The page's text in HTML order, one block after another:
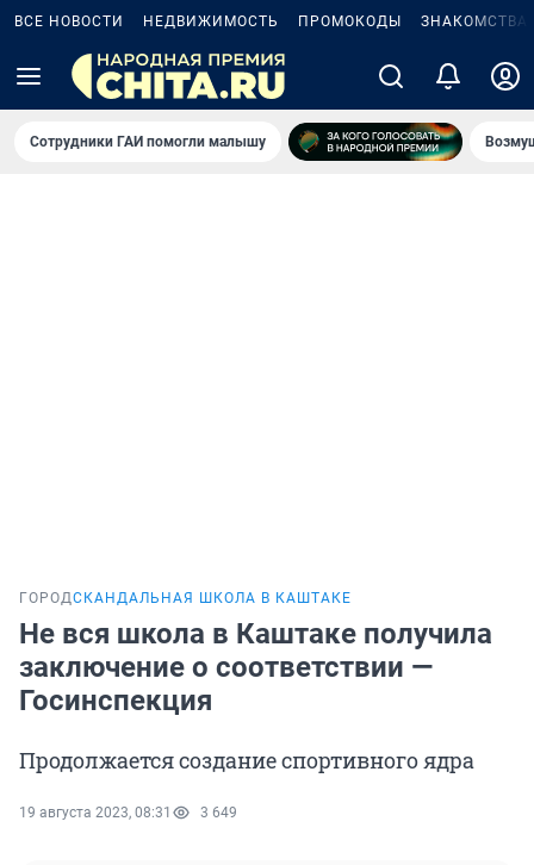
ВСЕ НОВОСТИ НЕДВИЖИМОСТЬ ПРОМОКОДЫ ЗНАКОМСТВА
Сотрудники ГАИ помогли малышу
ГОРОДСКАНДАЛЬНАЯ ШКОЛА В КАШТАКЕ
Не вся школа в Каштаке получила
заключение о соответствии —
Госинспекция
Продолжается создание спортивного ядра
19 августа 2023, 08:31 3 649